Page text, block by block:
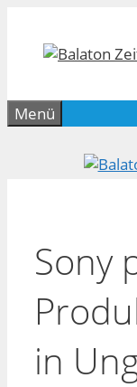
springen
Menü
Sony
in